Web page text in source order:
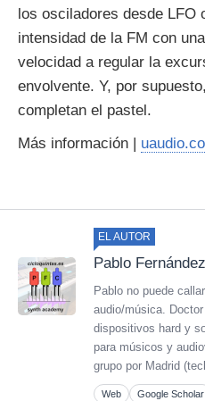
los osciladores desde LFO
intensidad de la FM con
velocidad a regular la
envolvente. Y, por
completan el pastel.
Más información |
EL AUTOR
Pablo
Pablo no puede
audio/música.
dispositivos hard y
para músicos y
grupo por Madrid
Web Google Scholar